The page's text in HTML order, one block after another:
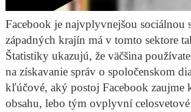
Facebook je najvplyvnejšou sociálnou
západných krajín má v tomto sektore
Štatistiky ukazujú, že väčšina
na získavanie správ o spoločenskom
kľúčové, aký postoj Facebook zaujme
obsahu, lebo tým ovplyvní